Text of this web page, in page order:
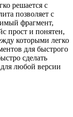
решается с
позволяет с
фрагмент,
прост и понятен,
которыми легко
для быстрого
сделать
любой версии